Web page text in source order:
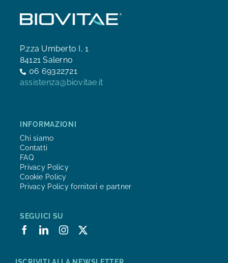
P.zza Umberto I, 1
84121 Salerno
06 69322721
assistenza@biovitae.it
INFORMAZIONI
Chi siamo
Contatti
FAQ
Privacy Policy
Cookie Policy
Privacy Policy fornitori e partner
SEGUICI SU